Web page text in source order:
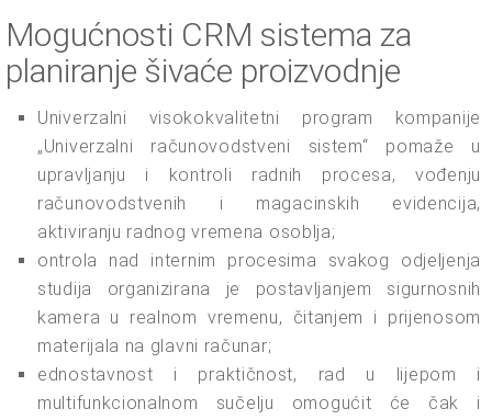
Mogućnosti CRM sistema za
planiranje šivaće proizvodnje
Univerzalni visokokvalitetni program kompanije
„Univerzalni računovodstveni sistem“ pomaže u
upravljanju i kontroli radnih procesa, vođenju
računovodstvenih i magacinskih evidencija,
aktiviranju radnog vremena osoblja;
ontrola nad internim procesima svakog odjeljenja
studija organizirana je postavljanjem sigurnosnih
kamera u realnom vremenu, čitanjem i prijenosom
materijala na glavni računar;
ednostavnost i praktičnost, rad u lijepom i
multifunkcionalnom sučelju omogućit će čak i